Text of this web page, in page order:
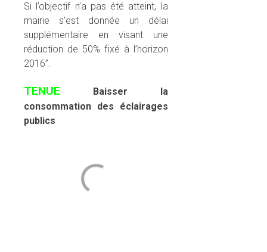
Si l’objectif n’a pas été atteint, la
mairie s’est donnée un délai
supplémentaire en visant une
réduction de 50% fixé à l’horizon
2016”.
TENUE
Baisser la
consommation des éclairages
publics